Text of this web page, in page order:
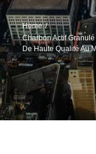
Home
Charbon Actif
De Haute Qualité Au